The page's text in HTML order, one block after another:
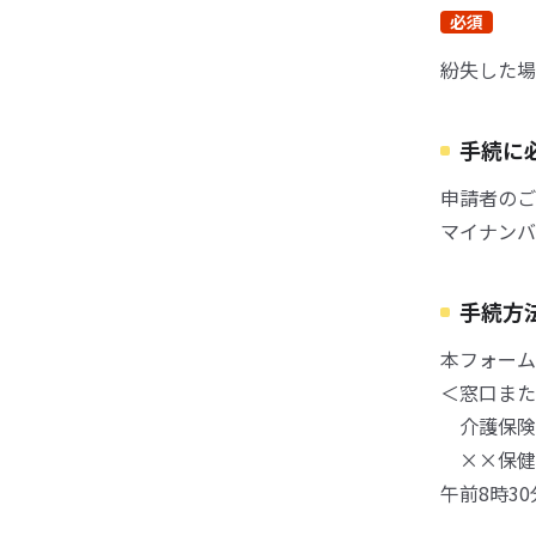
必須
紛失した
手続に
申請者の
マイナン
手続方
本フォー
＜窓口ま
介護保
××保健
午前8時